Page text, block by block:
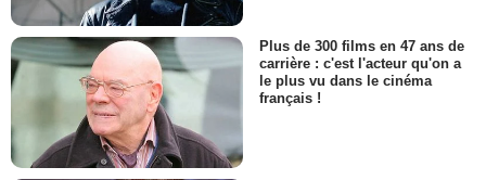
Plus de 300 films en 47 ans de
carrière : c'est l'acteur qu'on a
le plus vu dans le cinéma
français !